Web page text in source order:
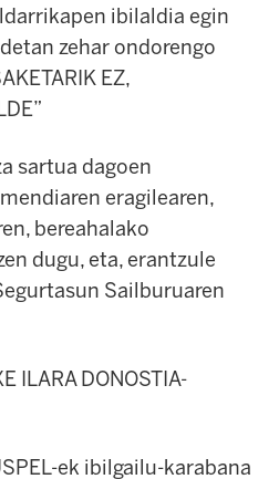
ibilaldia egin
zehar ondorengo
EZ,
sartua dagoen
eragilearen,
bereahalako
dugu, eta, erantzule
Sailburuaren
ILARA DONOSTIA-
ek ibilgailu-karabana